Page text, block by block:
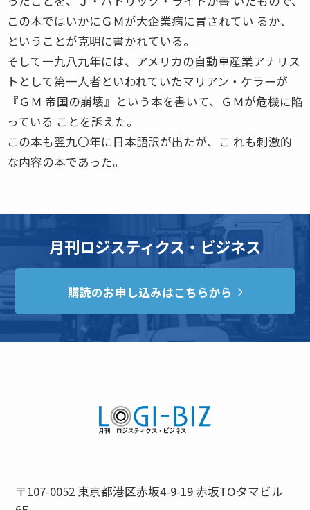
この本ではいかにＧＭが大企業病に冒されてい るか、
ということが克明に書かれている。
そして一九八九年には、アメリカの自動車産業アナリス
トとして第一人者といわれていたマリアン・ケラーが
『ＧＭ 帝国の崩壊』という本を書いて、ＧＭが危機に陥
っている ことを訴えた。
この本も翌九〇年に日本語訳が出たが、こ れも刺激的
な内容の本であった。
月刊ロジスティクス・ビジネス
購読のお申し込みはこちらから
〒107-0052 東京都港区赤坂4-9-19 赤坂TOタマビル